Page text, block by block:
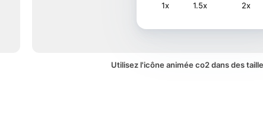
1x 1.5x 2x
Utilisez l'icône animée co2 dans des